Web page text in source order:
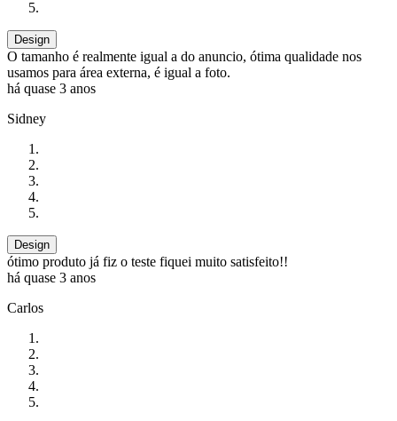
Design
O tamanho é realmente igual a do anuncio, ótima qualidade nos
usamos para área externa, é igual a foto.
há quase 3 anos
Sidney
Design
ótimo produto já fiz o teste fiquei muito satisfeito!!
há quase 3 anos
Carlos